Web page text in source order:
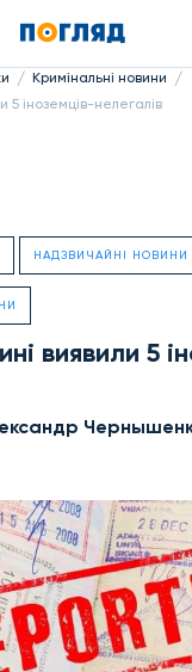
/ Кримінальні новини /
5 іноземців-нелегалів
НАДЗВИЧАЙНІ НОВИНИ
виявили 5